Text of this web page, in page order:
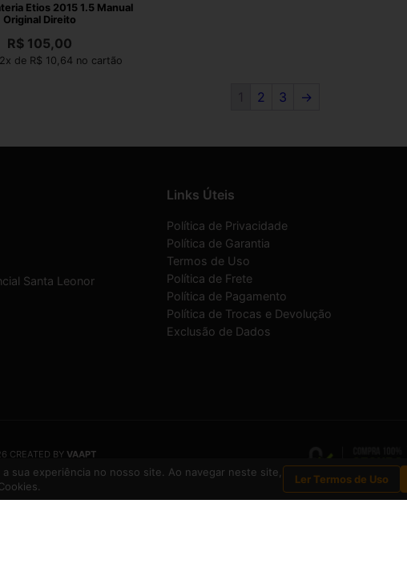
Etios 2015 1.5 Manual
Original Direito
R$ 105,00
de R$ 10,64 no cartão
1 2 3 →
Santa Leonor
Links Úteis
Política de Privacidade
Política de Garantia
Termos de Uso
Política de Frete
Política de Pagamento
Política de Trocas e Devolução
Exclusão de Dados
CREATED BY VAAPT
sua experiência no nosso site. Ao navegar neste site,
Ler Termos de Uso